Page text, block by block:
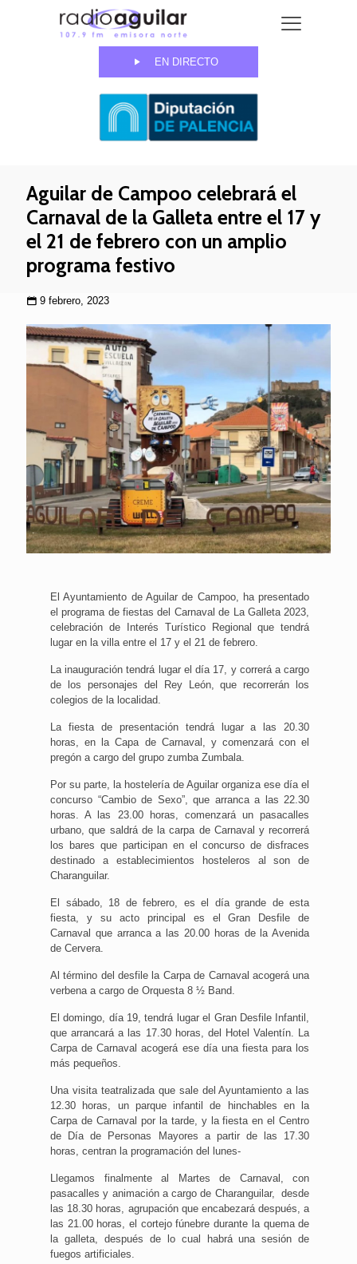
EN DIRECTO
Aguilar de Campoo celebrará el
Carnaval de la Galleta entre el 17 y
el 21 de febrero con un amplio
programa festivo
9 febrero, 2023
El Ayuntamiento de Aguilar de Campoo, ha presentado
el programa de fiestas del Carnaval de La Galleta 2023,
celebración de Interés Turístico Regional que tendrá
lugar en la villa entre el 17 y el 21 de febrero.
La inauguración tendrá lugar el día 17, y correrá a cargo
de los personajes del Rey León, que recorrerán los
colegios de la localidad.
La fiesta de presentación tendrá lugar a las 20.30
horas, en la Capa de Carnaval, y comenzará con el
pregón a cargo del grupo zumba Zumbala.
Por su parte, la hostelería de Aguilar organiza ese día el
concurso “Cambio de Sexo”, que arranca a las 22.30
horas. A las 23.00 horas, comenzará un pasacalles
urbano, que saldrá de la carpa de Carnaval y recorrerá
los bares que participan en el concurso de disfraces
destinado a establecimientos hosteleros al son de
Charanguilar.
El sábado, 18 de febrero, es el día grande de esta
fiesta, y su acto principal es el Gran Desfile de
Carnaval que arranca a las 20.00 horas de la Avenida
de Cervera.
Al término del desfile la Carpa de Carnaval acogerá una
verbena a cargo de Orquesta 8 ½ Band.
El domingo, día 19, tendrá lugar el Gran Desfile Infantil,
que arrancará a las 17.30 horas, del Hotel Valentín. La
Carpa de Carnaval acogerá ese día una fiesta para los
más pequeños.
Una visita teatralizada que sale del Ayuntamiento a las
12.30 horas, un parque infantil de hinchables en la
Carpa de Carnaval por la tarde, y la fiesta en el Centro
de Día de Personas Mayores a partir de las 17.30
horas, centran la programación del lunes-
Llegamos finalmente al Martes de Carnaval, con
pasacalles y animación a cargo de Charanguilar, desde
las 18.30 horas, agrupación que encabezará después, a
las 21.00 horas, el cortejo fúnebre durante la quema de
la galleta, después de lo cual habrá una sesión de
fuegos artificiales.